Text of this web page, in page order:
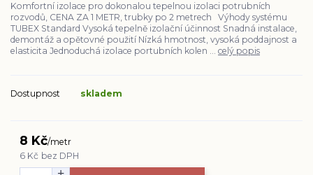
Komfortní izolace pro dokonalou tepelnou izolaci potrubních
rozvodů, CENA ZA 1 METR, trubky po 2 metrech Výhody systému
TUBEX Standard Vysoká tepelně izolační účinnost Snadná instalace,
demontáž a opětovné použití Nízká hmotnost, vysoká poddajnost a
elasticita Jednoduchá izolace portubních kolen ... celý popis
Dostupnost skladem
8 Kč/metr
6 Kč bez DPH